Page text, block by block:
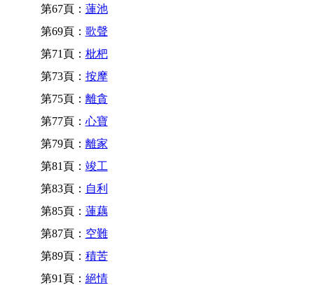
第67頁： 蓮池
第69頁： 歌聲
第71頁： 枇杷
第73頁： 按摩
第75頁： 離貪
第77頁： 心寶
第79頁： 離家
第81頁： 竣工
第83頁： 自利
第85頁： 蓮藕
第87頁： 空難
第89頁： 積苦
第91頁： 絕情